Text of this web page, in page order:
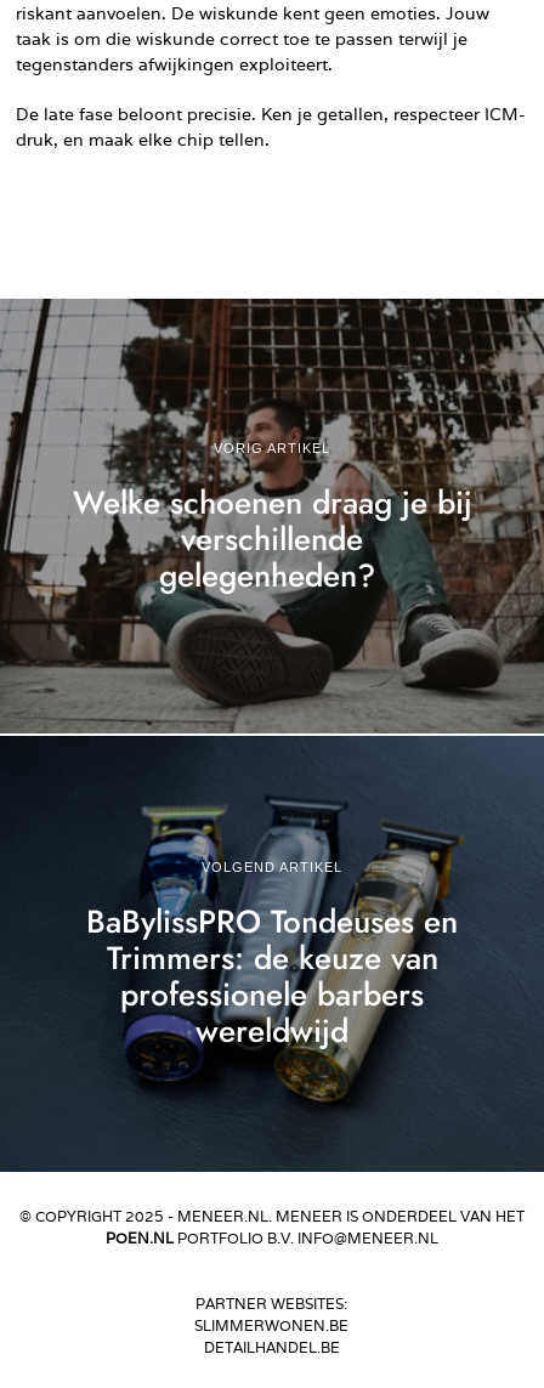
riskant aanvoelen. De wiskunde kent geen emoties. Jouw
taak is om die wiskunde correct toe te passen terwijl je
tegenstanders afwijkingen exploiteert.
De late fase beloont precisie. Ken je getallen, respecteer ICM-
druk, en maak elke chip tellen.
VORIG ARTIKEL
Welke schoenen draag je bij
verschillende
gelegenheden?
VOLGEND ARTIKEL
BaBylissPRO Tondeuses en
Trimmers: de keuze van
professionele barbers
wereldwijd
© COPYRIGHT 2025 - MENEER.NL. MENEER IS ONDERDEEL VAN HET
POEN.NLPORTFOLIO B.V. INFO@MENEER.NL
PARTNER WEBSITES:
SLIMMERWONEN.BE
DETAILHANDEL.BE